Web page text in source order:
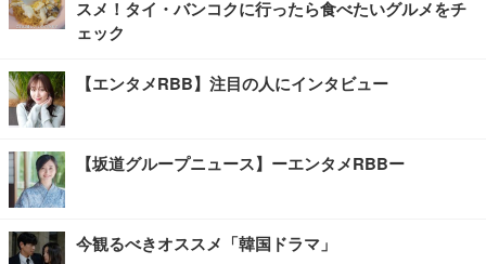
スメ！タイ・バンコクに行ったら食べたいグルメをチ
ェック
【エンタメRBB】注目の人にインタビュー
【坂道グループニュース】ーエンタメRBBー
今観るべきオススメ「韓国ドラマ」